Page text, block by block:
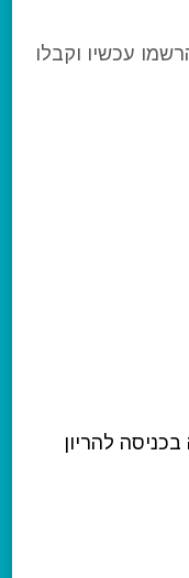
עכשיו וקבלו
להריון